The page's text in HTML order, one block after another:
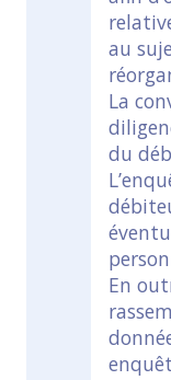
au
La
du
En